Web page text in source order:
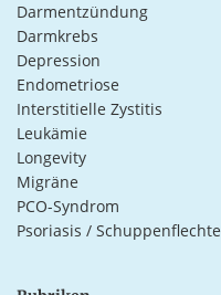
Darmentzündung
Darmkrebs
Depression
Endometriose
Interstitielle Zystitis
Leukämie
Longevity
Migräne
PCO-Syndrom
Psoriasis / Schuppenflechte